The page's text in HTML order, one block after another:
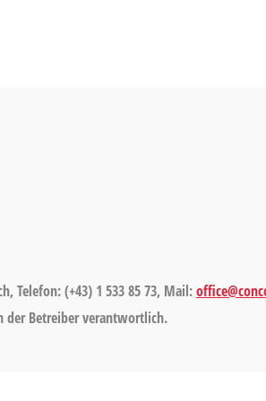
Telefon: (+43) 1 533 85 73, Mail:
der Betreiber verantwortlich.